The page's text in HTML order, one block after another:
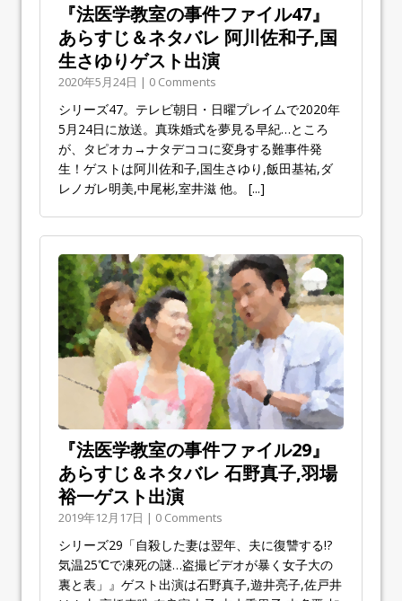
『法医学教室の事件ファイル47』
あらすじ＆ネタバレ 阿川佐和子,国
生さゆりゲスト出演
2020年5月24日 | 0 Comments
シリーズ47。テレビ朝日・日曜プレイムで2020年
5月24日に放送。真珠婚式を夢見る早紀…ところ
が、タピオカ→ナタデココに変身する難事件発
生！ゲストは阿川佐和子,国生さゆり,飯田基祐,ダ
レノガレ明美,中尾彬,室井滋 他。 [...]
『法医学教室の事件ファイル29』
あらすじ＆ネタバレ 石野真子,羽場
裕一ゲスト出演
2019年12月17日 | 0 Comments
シリーズ29「自殺した妻は翌年、夫に復讐する!?
気温25℃で凍死の謎…盗撮ビデオが暴く女子大の
裏と表」』ゲスト出演は石野真子,遊井亮子,佐戸井